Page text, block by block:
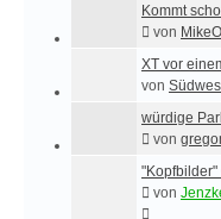
Kommt
von
XT vor
von
würdige
von
"Kopfbilder"
von